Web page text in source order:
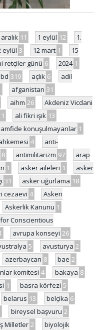
aralık 11 1 eylül 12
1.
eylül 3 12 mart 1
15
retçiler günü 6 2024 1
319 açlık 6
adil
afganistan 31
aihm 26
Akdeniz Vicdani
1 ali fikri ışık 13
amfide konuşulmayanlar 1
4
anti-
8 antimilitarizm 97
arap
1 asker aileleri 1
asker
31 asker uğurlama 18
cezaevi 4
Askeri
Askerlik Kanunu 1
Conscientious
avrupa konseyi 26
5 avusturya 2
azerbaycan 8 bae 2
komitesi 4 bakaya 8
1 basra körfezi 5
belarus 13 belçika 6
bireysel başvuru 2
Milletler 2
biyolojik